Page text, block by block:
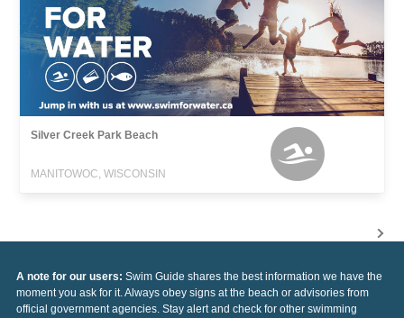
Silver Creek Park Beach
MANITOWOC, WISCONSIN
A note for our users: Swim Guide shares the best information we have the
moment you ask for it. Always obey signs at the beach or advisories from
official government agencies. Stay alert and check for other swimming